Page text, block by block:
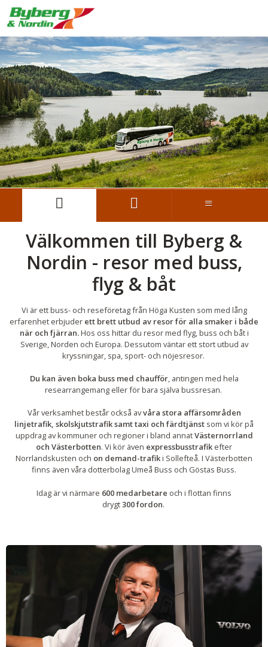
Välkommen till Byberg &
Nordin - resor med buss,
flyg & båt
Vi är ett buss- och reseföretag från Höga Kusten som med lång
erfarenhet erbjuder ett brett utbud av resor för alla smaker i både
när och fjärran.Hos oss hittar du resor med flyg, buss och båt i
Sverige, Norden och Europa. Dessutom väntar ett stort utbud av
kryssningar, spa, sport- och nöjesresor.
Du kan även boka buss med chaufför, antingen med hela
researrangemang eller för bara själva bussresan.
Vår verksamhet består också avvåra stora affärsområden
linjetrafik, skolskjutstrafik samt taxi och färdtjänst som vi kör på
uppdrag av kommuner och regioner i bland annatVästernorrland
och Västerbotten. Vi kör även expressbusstrafik efter
Norrlandskusten och on demand-trafiki Sollefteå. I Västerbotten
finns även våra dotterbolag Umeå Buss och Göstas Buss.
Idag är vi närmare 600 medarbetare och i flottan finns
drygt300 fordon.